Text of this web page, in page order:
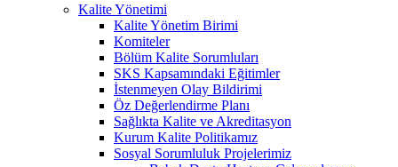
Kalite Yönetimi
Kalite Yönetim Birimi
Komiteler
Bölüm Kalite Sorumluları
SKS Kapsamındaki Eğitimler
İstenmeyen Olay Bildirimi
Öz Değerlendirme Planı
Sağlıkta Kalite ve Akreditasyon
Kurum Kalite Politikamız
Sosyal Sorumluluk Projelerimiz